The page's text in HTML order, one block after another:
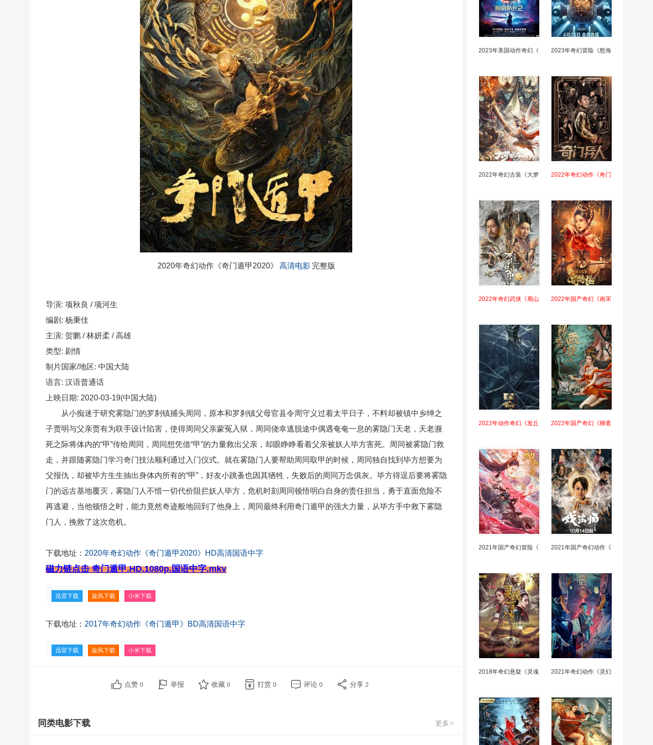
2020年奇幻动作《奇门遁甲2020》 高清电影 完整版
导演: 项秋良 / 项河生
编剧: 杨秉佳
主演: 贺鹏 / 林妍柔 / 高雄
类型: 剧情
制片国家/地区: 中国大陆
语言: 汉语普通话
上映日期: 2020-03-19(中国大陆)
从小痴迷于研究雾隐门的罗刹镇捕头周同，原本和罗刹镇父母官县令周守义过着太平日子，不料却被镇中乡绅之
子贾明与父亲贾有为联手设计陷害，使得周同父亲蒙冤入狱，周同侥幸逃脱途中偶遇奄奄一息的雾隐门天老，天老濒
死之际将体内的“甲”传给周同，周同想凭借“甲”的力量救出父亲，却眼睁睁看着父亲被妖人毕方害死。周同被雾隐门救
走，并跟随雾隐门学习奇门技法顺利通过入门仪式。就在雾隐门人要帮助周同取甲的时候，周同独自找到毕方想要为
父报仇，却被毕方生生抽出身体内所有的“甲”，好友小跳蚤也因其牺牲，失败后的周同万念俱灰。毕方得逞后要将雾隐
门的远古基地覆灭，雾隐门人不惜一切代价阻拦妖人毕方，危机时刻周同顿悟明白自身的责任担当，勇于直面危险不
再逃避，当他顿悟之时，能力竟然奇迹般地回到了他身上，周同最终利用奇门遁甲的强大力量，从毕方手中救下雾隐
门人，挽救了这次危机。
下载地址： 2020年奇幻动作《奇门遁甲2020》HD高清国语中字
磁力链点击 奇门遁甲.HD.1080p.国语中字.mkv
迅雷下载 旋风下载 小米下载
下载地址： 2017年奇幻动作《奇门遁甲》BD高清国语中字
迅雷下载 旋风下载 小米下载
点赞 0 举报 收藏 0 打赏 0 评论 0 分享 2
更多 >
同类电影下载
2023年美国动作奇幻《 2023年奇幻冒险《怒海
2022年奇幻古装《大梦 2022年奇幻动作《奇门
2022年奇幻武侠《蜀山 2022年国产奇幻《南宋
2022年动作奇幻《发丘 2022年国产奇幻《聊斋
2021年国产奇幻冒险《 2021年国产奇幻动作《
2018年奇幻悬疑《灵魂 2021年奇幻动作《灵幻